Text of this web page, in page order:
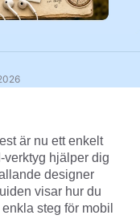
är nu ett enkelt
verktyg hjälper dig
designer
visar hur du
steg för mobil